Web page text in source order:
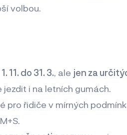
volbou.
1. 11. do 31. 3., ale jen za
jezdit i na letních gumách.
pro řidiče v mírných